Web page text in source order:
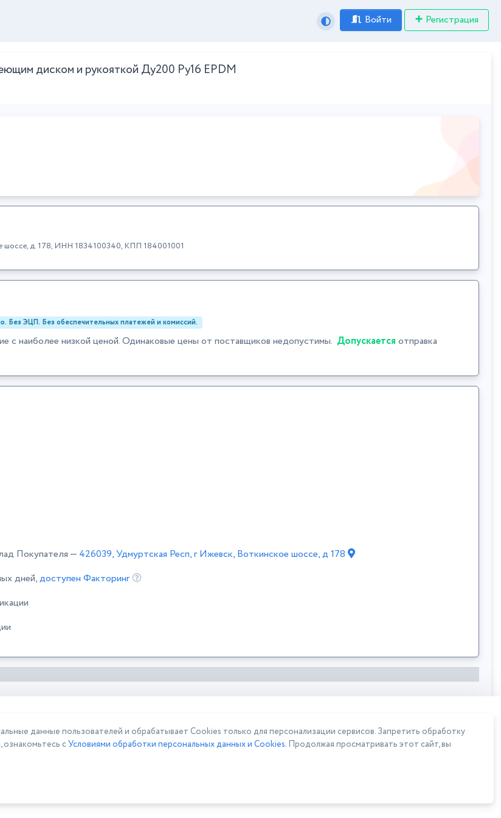
Войти Регистрация
диском и рукояткой Ду200 Ру16 EPDM
шоссе, д. 178, ИНН 1834100340, КПП 184001001
Без ЭЦП. Без обеспечительных платежей и комиссий.
наиболее низкой ценой. Одинаковые цены от поставщиков недопустимы. Допускается отправка
Покупателя — 426039, Удмуртская Респ, г Ижевск, Воткинское шоссе, д 178
дней,доступен Факторинг
данные пользователей и обрабатывает Cookies только для персонализации сервисов. Запретить обработку
ознакомьтесь сУсловиями обработки персональных данных и Cookies. Продолжая просматривать этот сайт, вы